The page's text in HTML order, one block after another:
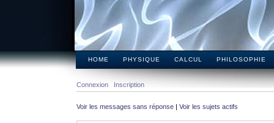
HOME PHYSIQUE CALCUL PHILOSOPHIE
Connexion Inscription
Voir les messages sans réponse | Voir les sujets actifs